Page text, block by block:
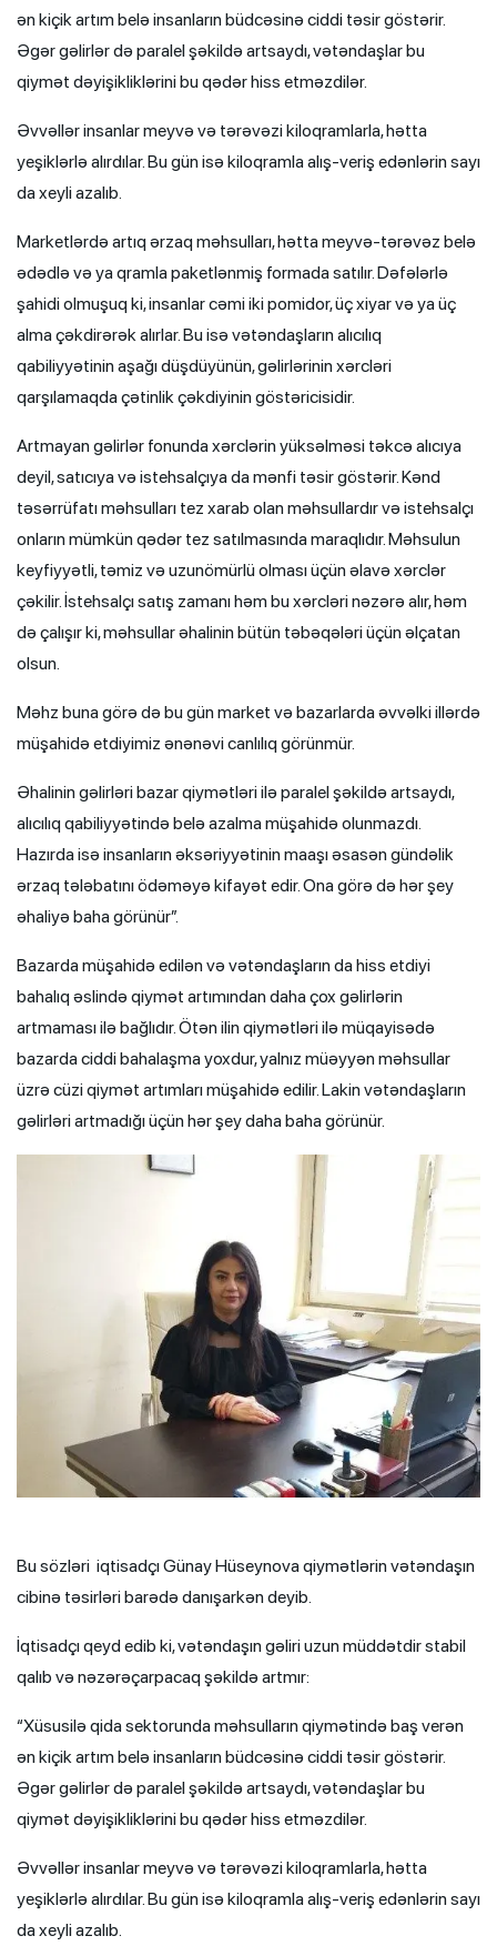
ən kiçik artım belə insanların büdcəsinə ciddi təsir göstərir.
Əgər gəlirlər də paralel şəkildə artsaydı, vətəndaşlar bu
qiymət dəyişikliklərini bu qədər hiss etməzdilər.
Əvvəllər insanlar meyvə və tərəvəzi kiloqramlarla, hətta
yeşiklərlə alırdılar. Bu gün isə kiloqramla alış-veriş edənlərin sayı
da xeyli azalıb.
Marketlərdə artıq ərzaq məhsulları, hətta meyvə-tərəvəz belə
ədədlə və ya qramla paketlənmiş formada satılır. Dəfələrlə
şahidi olmuşuq ki, insanlar cəmi iki pomidor, üç xiyar və ya üç
alma çəkdirərək alırlar. Bu isə vətəndaşların alıcılıq
qabiliyyətinin aşağı düşdüyünün, gəlirlərinin xərcləri
qarşılamaqda çətinlik çəkdiyinin göstəricisidir.
Artmayan gəlirlər fonunda xərclərin yüksəlməsi təkcə alıcıya
deyil, satıcıya və istehsalçıya da mənfi təsir göstərir. Kənd
təsərrüfatı məhsulları tez xarab olan məhsullardır və istehsalçı
onların mümkün qədər tez satılmasında maraqlıdır. Məhsulun
keyfiyyətli, təmiz və uzunömürlü olması üçün əlavə xərclər
çəkilir. İstehsalçı satış zamanı həm bu xərcləri nəzərə alır, həm
də çalışır ki, məhsullar əhalinin bütün təbəqələri üçün əlçatan
olsun.
Məhz buna görə də bu gün market və bazarlarda əvvəlki illərdə
müşahidə etdiyimiz ənənəvi canlılıq görünmür.
Əhalinin gəlirləri bazar qiymətləri ilə paralel şəkildə artsaydı,
alıcılıq qabiliyyətində belə azalma müşahidə olunmazdı.
Hazırda isə insanların əksəriyyətinin maaşı əsasən gündəlik
ərzaq tələbatını ödəməyə kifayət edir. Ona görə də hər şey
əhaliyə baha görünür”.
Bazarda müşahidə edilən və vətəndaşların da hiss etdiyi
bahalıq əslində qiymət artımından daha çox gəlirlərin
artmaması ilə bağlıdır. Ötən ilin qiymətləri ilə müqayisədə
bazarda ciddi bahalaşma yoxdur, yalnız müəyyən məhsullar
üzrə cüzi qiymət artımları müşahidə edilir. Lakin vətəndaşların
gəlirləri artmadığı üçün hər şey daha baha görünür.
Bu sözləri iqtisadçı Günay Hüseynova qiymətlərin vətəndaşın
cibinə təsirləri barədə danışarkən deyib.
İqtisadçı qeyd edib ki, vətəndaşın gəliri uzun müddətdir stabil
qalıb və nəzərəçarpacaq şəkildə artmır:
“Xüsusilə qida sektorunda məhsulların qiymətində baş verən
ən kiçik artım belə insanların büdcəsinə ciddi təsir göstərir.
Əgər gəlirlər də paralel şəkildə artsaydı, vətəndaşlar bu
qiymət dəyişikliklərini bu qədər hiss etməzdilər.
Əvvəllər insanlar meyvə və tərəvəzi kiloqramlarla, hətta
yeşiklərlə alırdılar. Bu gün isə kiloqramla alış-veriş edənlərin sayı
da xeyli azalıb.